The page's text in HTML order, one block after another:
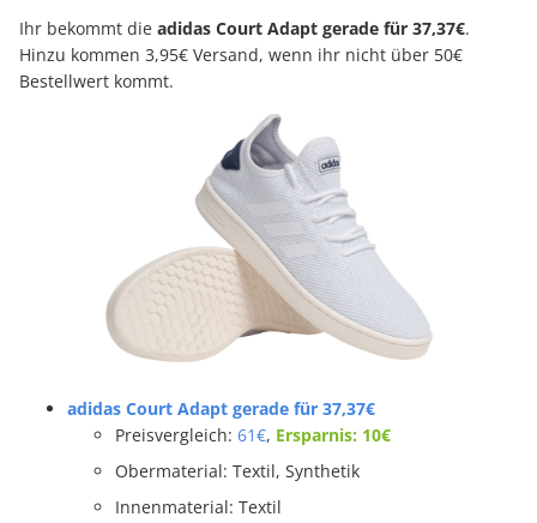
Ihr bekommt die adidas Court Adapt gerade für 37,37€.
Hinzu kommen 3,95€ Versand, wenn ihr nicht über 50€
Bestellwert kommt.
adidas Court Adapt gerade für 37,37€
Preisvergleich: 61€, Ersparnis: 10€
Obermaterial: Textil, Synthetik
Innenmaterial: Textil